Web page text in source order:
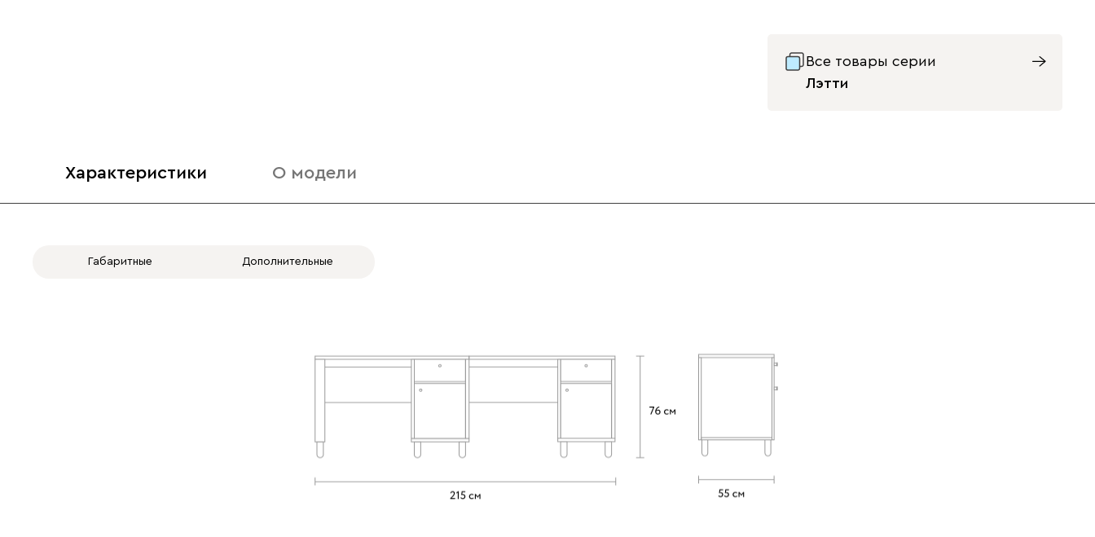
без доводчиков с доводчиками
Все товары серии
Лэтти
Характеристики О модели
Габаритные Дополнительные